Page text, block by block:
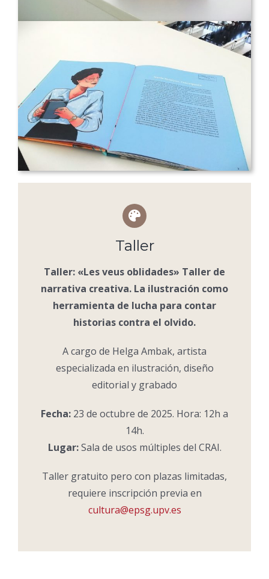
Taller
Taller: «Les veus oblidades» Taller de
narrativa creativa. La ilustración como
herramienta de lucha para contar
historias contra el olvido.
A cargo de Helga Ambak, artista
especializada en ilustración, diseño
editorial y grabado
Fecha: 23 de octubre de 2025. Hora: 12h a
14h.
Lugar:Sala de usos múltiples del CRAI.
Taller gratuito pero con plazas limitadas,
requiere inscripción previa en
cultura@epsg.upv.es